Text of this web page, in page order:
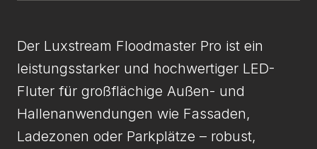
Der Luxstream Floodmaster Pro ist ein
leistungsstarker und hochwertiger LED-
Fluter für großflächige Außen- und
Hallenanwendungen wie Fassaden,
Ladezonen oder Parkplätze – robust,